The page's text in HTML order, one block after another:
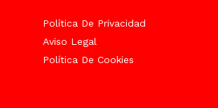
Política De Privacidad
Aviso Legal
Política De Cookies